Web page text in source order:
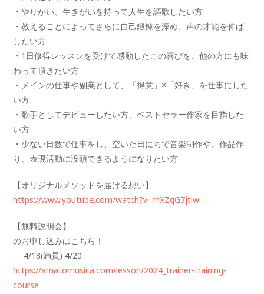
・やりがい、生きがいを持って人生を謳歌したい方
・教えることによってさらに自己鍛錬を深め、声の才能を伸ば
したい方
・1日修得レッスンを受けて感動したこの喜びを、他の方にも味
わって頂きたい方
・メインの仕事や副業として、「得意」×「好き」を仕事にした
い方
・歌手としてデビューしたい方、ベストセラー作家を目指した
い方
・少ない日数で仕事をし、空いた日にちで音楽制作や、作品作
り、表現活動に没頭できるようになりたい方
【オリジナルメソッドを届ける想い】
https://www.youtube.com/watch?v=rhXZqG7jtiw
【無料説明会】
のお申し込みはこちら！
↓↓ 4/18(満員) 4/20
https://amatomusica.com/lesson/2024_trainer-training-
course